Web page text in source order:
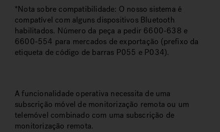
*Nota sobre compatibilidade: O nosso sistema é
compatível com alguns dispositivos Bluetooth
habilitados. Número da peça a pedir 6600-638 e
6600-554 para mercados de exportação (prefixo da
etiqueta de código de barras P055 e P034).
A funcionalidade operativa necessita de uma
subscrição móvel de monitorização remota ou um
telemóvel combinado com uma subscrição de
monitorização remota.